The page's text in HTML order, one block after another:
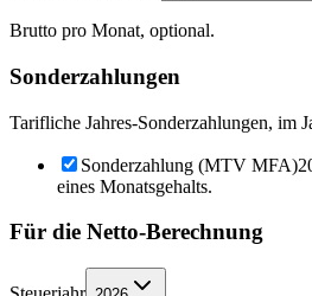
Brutto pro Monat, optional.
Sonderzahlungen
Tarifliche Jahres-Sonderzahlungen, im
Sonderzahlung (MTV MFA)
eines Monatsgehalts.
Für die Netto-Berechnung